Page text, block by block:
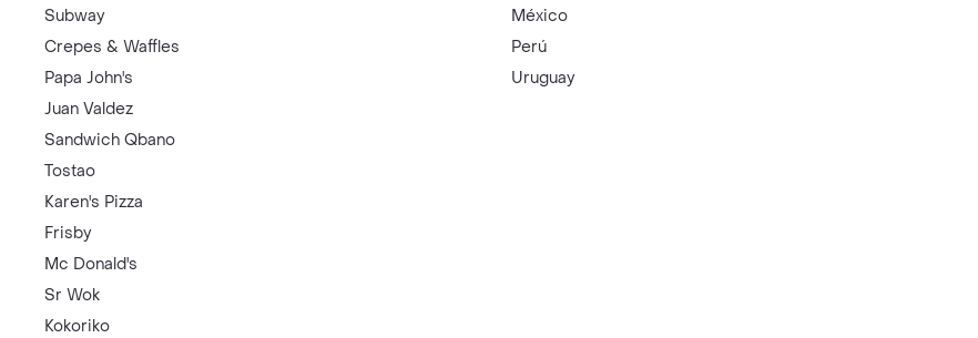
Subway
Crepes & Waffles
Papa John's
Juan Valdez
Sandwich Qbano
Tostao
Karen's Pizza
Frisby
Mc Donald's
Sr Wok
Kokoriko
México
Perú
Uruguay